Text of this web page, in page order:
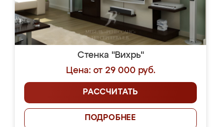
Стенка "Вихрь"
Цена: от 29 000 руб.
РАССЧИТАТЬ
ПОДРОБНЕЕ